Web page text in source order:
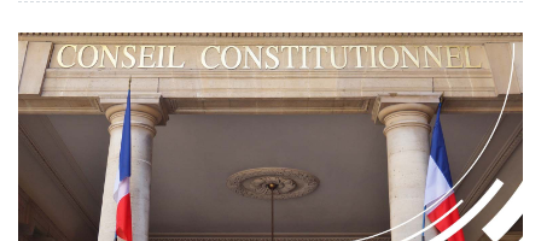
LA REVUE CADRES
LE CREFAC
L’OBSERVATOIRE DES CADRES